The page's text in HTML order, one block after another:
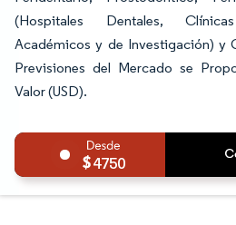
(Hospitales Dentales,
Académicos y de Investigación) y
Previsiones del Mercado se
Valor (USD).
4750